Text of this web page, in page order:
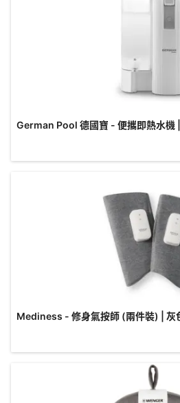
German Pool 德國寶 - 便攜即熱水機
Mediness - 修身氣按師 (兩件裝) | 灰